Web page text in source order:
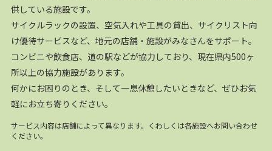
供している施設です。
サイクルラックの設置、空気入れや工具の貸出、サイクリスト向
け優待サービスなど、地元の店舗・施設がみなさんをサポート。
コンビニや飲食店、道の駅などが協力しており、現在県内500ヶ
所以上の協力施設があります。
何かにお困りのとき、そして一息休憩したいときなど、ぜひお気
軽にお立ち寄りください。
サービス内容は店舗によって異なります。くわしくは各施設へお問い合わせ
ください。